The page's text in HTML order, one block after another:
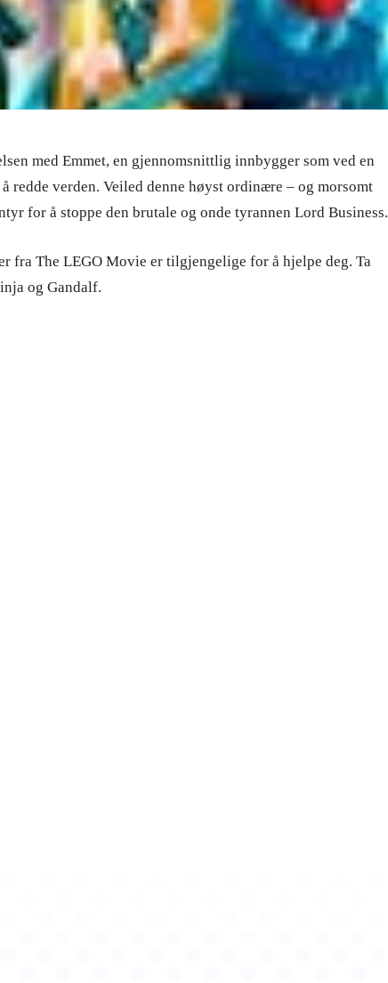
med Emmet, en gjennomsnittlig innbygger som ved en
redde verden. Veiled denne høyst ordinære – og morsomt
for å stoppe den brutale og onde tyrannen Lord Business.
fra The LEGO Movie er tilgjengelige for å hjelpe deg. Ta
og Gandalf.